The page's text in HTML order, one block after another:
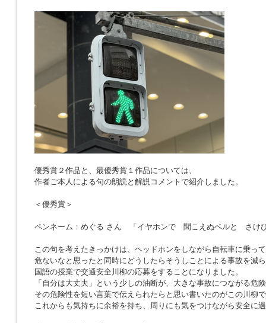
優秀賞２作品と、最優秀賞１作品については、
作者ご本人による句の朗読と解説コメントで紹介しました。
＜優秀賞＞
ペンネーム：めぐる さん 「イヤホンで 聞こえぬベルと さけ
この句を考えたきっかけは、ヘッドホンをしながら自転車に乗っ
危ないなと思ったと同時にどうしたらそうしことによる事故を減
国語の授業で交通安全川柳の応募をすることになりました。
「自分は大丈夫」という少しの油断が、大きな事故につながる危
その危険性を短い言葉で伝えられたらと思い書いたのがこの川柳
これからも気持ちに余裕を持ち、周りにも気をつけながら安全に